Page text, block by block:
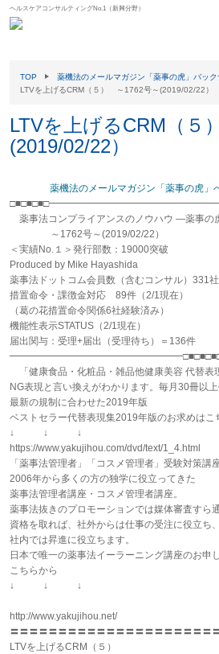
ヘルスケアコンサルティングNo.1（新興分野）
TOP
薬機法のメールマガジン「薬事の虎」バック
LTVを上げるCRM（５） ～1762号～(2019/02/22）
LTVを上げるCRM（５
(2019/02/22）
薬機法のメールマガジン「薬事の虎」
薬事法コンプライアンスのノウハウ ―薬事
～1762号～(2019/02/22）
＜実績No.１＞発行部数：19000突破
Produced by Mike Hayashida
薬事法ドットコム会員数（含むコンサル）331社
措置命令・課徴金対応 89件（2/1現在）
（葛の花措置命令関係6社経験済み）
機能性表示STATUS（2/1現在）
届出関与：受理+届出（受理待ち）＝136件
「健康食品・化粧品・雑品他健康美容 代替表
NG表現と言い換えがわかります。毎月30冊以上
最新の規制に合わせた2019年版
ベストセラー代替表現集2019年版のお求めはこ
↓ ↓ ↓
https://www.yakujihou.com/dvd/text/1_4.html
「薬事法管理者」「コスメ管理者」受験対策講
2006年から多くの方の独学に役立ってきた
薬事法管理者講座・コスメ管理者講座。
薬事法抜きのプロモーションでは媒体審査すら
資格を取れば、社外からは仕事の受注に役立ち、
社内では昇進に役立ちます。
日本で唯一の薬事法イーラーニング講座のお申
こちらから
↓ ↓ ↓
http://www.yakujihou.net/
〓〓〓〓〓〓〓〓〓〓〓〓〓〓〓〓〓〓〓〓〓
LTVを上げるCRM（５）